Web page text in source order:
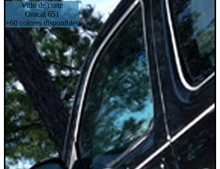
Viilo de corte
Oracal 651
+60 colores disponibles